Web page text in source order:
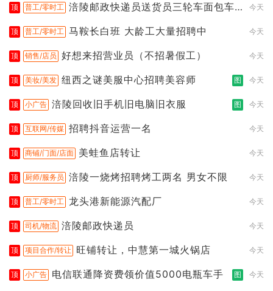
顶 普工/零时工 涪陵邮政快递员送货员三轮车面包车
今天
顶 普工/零时工 马鞍长白班 大龄工大量招聘中 今天
顶 销售/店员 好想来招营业员（不招暑假工） 今天
顶 美妆/美发 纽西之谜美服中心招聘美容师 图 今天
顶 小广告 涪陵回收旧手机旧电脑旧衣服 图 今天
顶 互联网/传媒 招聘抖音运营一名 今天
顶 商铺/门面/店面 美蛙鱼店转让 今天
顶 厨师/服务员 涪陵一烧烤招聘烤工两名 男女不限 今天
顶 普工/零时工 龙头港新能源汽配厂 今天
顶 司机/物流 涪陵邮政快递员 今天
顶 项目合作/转让 旺铺转让，中慧第一城火锅店 今天
顶 小广告 电信联通降资费领价值5000电瓶车手 图 今天